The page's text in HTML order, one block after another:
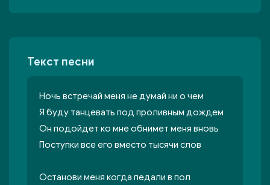
Текст песни
Ночь встречай меня не думай ни о чем
Я буду танцевать под проливным дождем
Он подойдет ко мне обнимет меня вновь
Поступки все его вместо тысячи слов
Останови меня когда педали в пол